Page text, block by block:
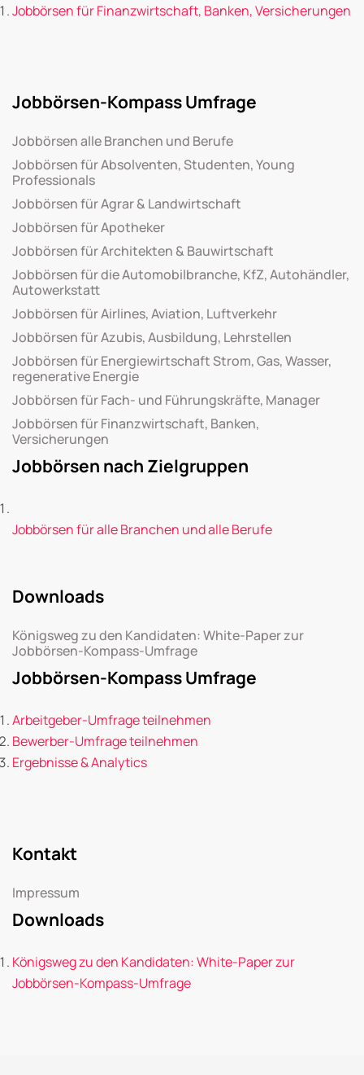
Jobbörsen für Finanzwirtschaft, Banken, Versicherungen
Jobbörsen-Kompass Umfrage
Jobbörsen alle Branchen und Berufe
Jobbörsen für Absolventen, Studenten, Young
Professionals
Jobbörsen für Agrar & Landwirtschaft
Jobbörsen für Apotheker
Jobbörsen für Architekten & Bauwirtschaft
Jobbörsen für die Automobilbranche, KfZ, Autohändler,
Autowerkstatt
Jobbörsen für Airlines, Aviation, Luftverkehr
Jobbörsen für Azubis, Ausbildung, Lehrstellen
Jobbörsen für Energiewirtschaft Strom, Gas, Wasser,
regenerative Energie
Jobbörsen für Fach- und Führungskräfte, Manager
Jobbörsen für Finanzwirtschaft, Banken,
Versicherungen
Jobbörsen nach Zielgruppen
Jobbörsen für alle Branchen und alle Berufe
Downloads
Königsweg zu den Kandidaten: White-Paper zur
Jobbörsen-Kompass-Umfrage
Jobbörsen-Kompass Umfrage
Arbeitgeber-Umfrage teilnehmen
Bewerber-Umfrage teilnehmen
Ergebnisse & Analytics
Kontakt
Impressum
Downloads
Königsweg zu den Kandidaten: White-Paper zur
Jobbörsen-Kompass-Umfrage